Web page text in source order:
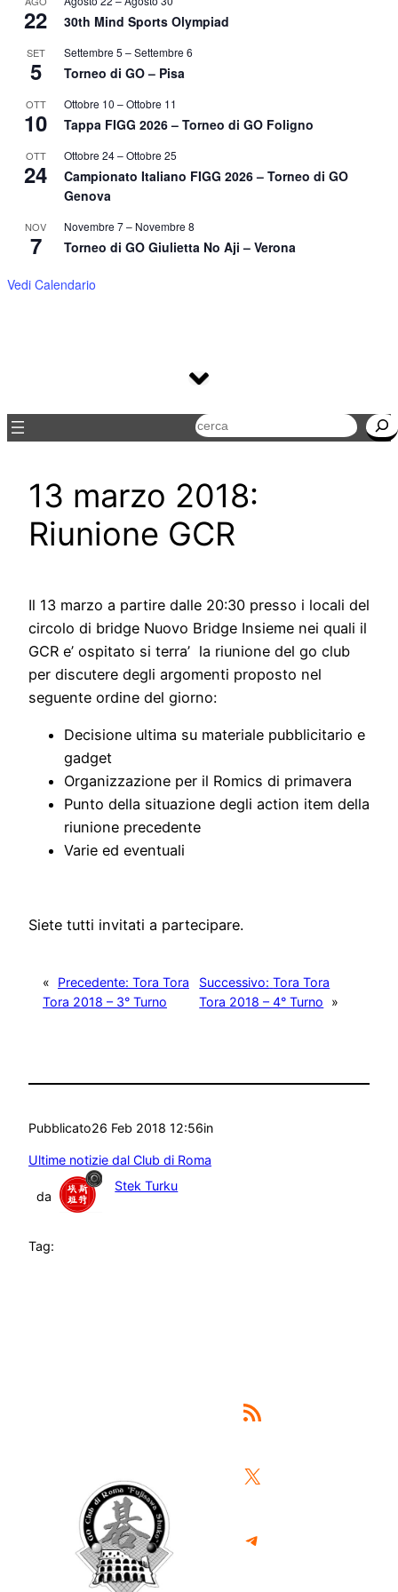
22 30th Mind Sports Olympiad
SET
5
Settembre 5 –Settembre 6
Torneo di GO – Pisa
OTT
10
Ottobre 10 –Ottobre 11
Tappa FIGG 2026 – Torneo di GO Foligno
OTT
24
Ottobre 24–Ottobre 25
Campionato Italiano FIGG 2026 – Torneo di GO
Genova
NOV
7
Novembre 7– Novembre 8
Torneo di GO Giulietta No Aji – Verona
Vedi Calendario
Cerca
13 marzo 2018:
Riunione GCR
Il 13 marzo a partire dalle 20:30 presso i locali del
circolo di bridge Nuovo Bridge Insieme nei quali il
GCR e’ ospitato si terra’ la riunione del go club
per discutere degli argomenti proposto nel
seguente ordine del giorno:
Decisione ultima su materiale pubblicitario e
gadget
Organizzazione per il Romics di primavera
Punto della situazione degli action item della
riunione precedente
Varie ed eventuali
Siete tutti invitati a partecipare.
« Precedente: Tora Tora
Tora 2018 – 3° Turno
Successivo: Tora Tora
Tora 2018 – 4° Turno
»
Pubblicato26 Feb 2018 12:56in
Ultime notizie dal Club di Roma
da
Stek Turku
Tag:
Feed RSS
X
Telegram